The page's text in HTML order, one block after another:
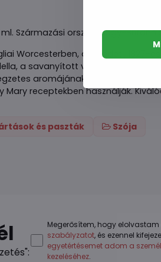
Származási ország Nagy-
Worcesterben, az eredeti,
a savanyított vöröshagyma
aromájának és sós ízének
receptekben használják.
és paszták Szója
Megerősítem, hogy elolvastam
szabályzatot, és ezennel
egyetértésemet adom a
kezeléséhez.